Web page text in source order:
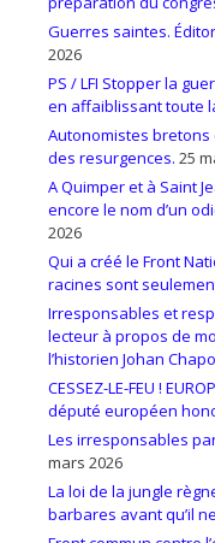
Guerres saintes.
2026
PS / LFI Stopper la
en affaiblissant toute
Autonomistes
des resurgences. 25
A Quimper et à Saint
encore le nom d’un
2026
Qui a créé le Front
racines sont
Irresponsables et
lecteur à propos de
l’historien Johan
CESSEZ-LE-FEU !
député européen
Les irresponsables
mars 2026
La loi de la jungle
barbares avant qu’il